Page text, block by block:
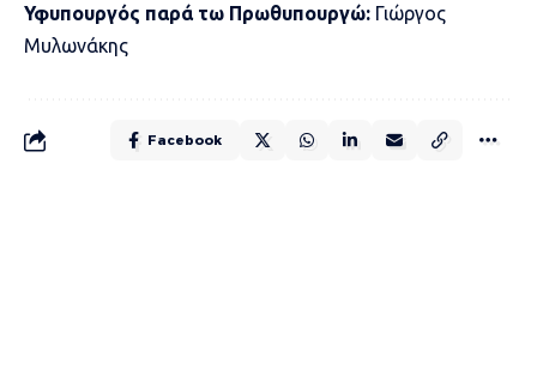
Υφυπουργός παρά τω Πρωθυπουργώ: Γιώργος
Μυλωνάκης
Facebook